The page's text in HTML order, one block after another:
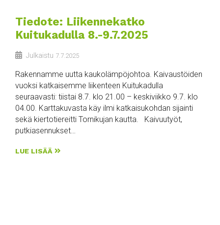
Tiedote: Liikennekatko
Kuitukadulla 8.-9.7.2025
Julkaistu 7.7.2025
Rakennamme uutta kaukolämpöjohtoa. Kaivaustöiden
vuoksi katkaisemme liikenteen Kuitukadulla
seuraavasti: tiistai 8.7. klo 21.00 – keskiviikko 9.7. klo
04.00. Karttakuvasta käy ilmi katkaisukohdan sijainti
sekä kiertotiereitti Tornikujan kautta. Kaivuutyöt,
putkiasennukset…
LUE LISÄÄ